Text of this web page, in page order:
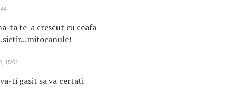
ta te-a crescut cu ceafa
15:01
ti gasit sa va certati